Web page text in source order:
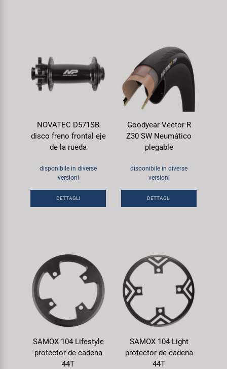
NOVATEC D571SB
disco freno frontal eje
de la rueda
disponibile in diverse
versioni
DETTAGLI
Goodyear Vector R
Z30 SW Neumático
plegable
disponibile in diverse
versioni
DETTAGLI
SAMOX 104 Lifestyle
protector de cadena
44T
SAMOX 104 Light
protector de cadena
44T